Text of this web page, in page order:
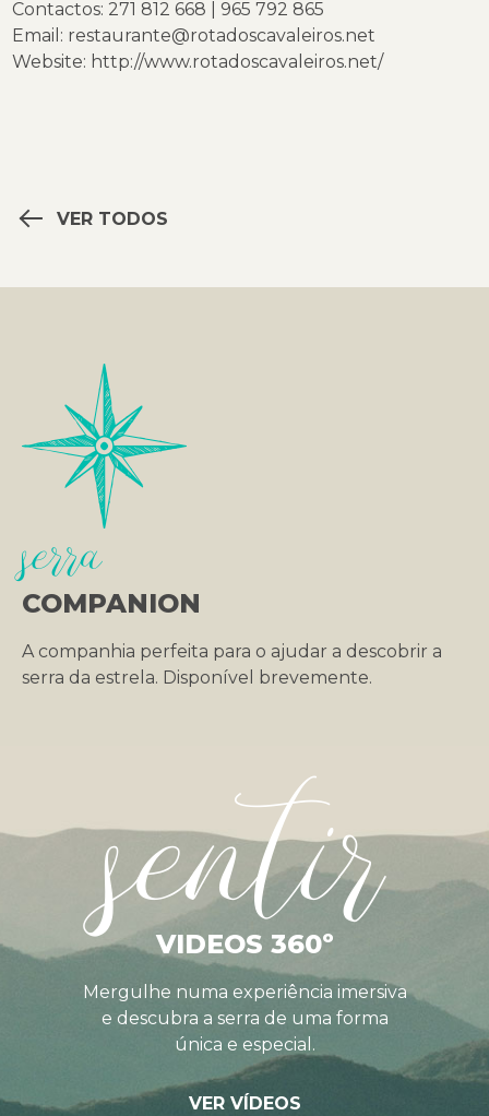
Contactos: 271 812 668 | 965 792 865
Email: restaurante@rotadoscavaleiros.net
Website: http://www.rotadoscavaleiros.net/
VER TODOS
serra
COMPANION
A companhia perfeita para o ajudar a descobrir a
serra da estrela. Disponível brevemente.
sentir
VIDEOS 360º
Mergulhe numa experiência imersiva
e descubra a serra de uma forma
única e especial.
VER VÍDEOS